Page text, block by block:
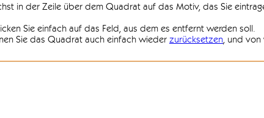
in der Zeile über dem Quadrat auf das Motiv, das Sie
Sie einfach auf das Feld, aus dem es entfernt werden soll.
Sie das Quadrat auch einfach wieder zurücksetzen, und von